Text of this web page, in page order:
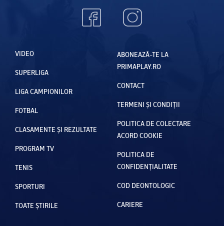
VIDEO
SUPERLIGA
LIGA CAMPIONILOR
FOTBAL
CLASAMENTE ȘI REZULTATE
PROGRAM TV
TENIS
SPORTURI
TOATE ȘTIRILE
ABONEAZĂ-TE LA
PRIMAPLAY.RO
CONTACT
TERMENI ȘI CONDIȚII
POLITICA DE COLECTARE
ACORD COOKIE
POLITICA DE
CONFIDENȚIALITATE
COD DEONTOLOGIC
CARIERE